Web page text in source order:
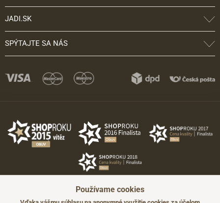
JADI.SK
SPÝTAJTE SA NÁS
Používame cookies